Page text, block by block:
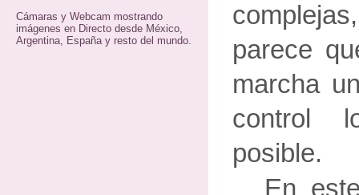
Cámaras y Webcam mostrando
imágenes en Directo desde México,
Argentina, España y resto del mundo.
parece
marcha
control
posible.
En